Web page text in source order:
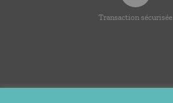
Transaction sécurisée